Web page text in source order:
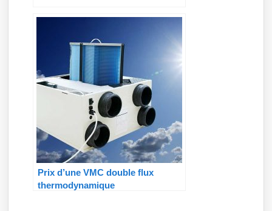
Prix d’une VMC double flux
thermodynamique